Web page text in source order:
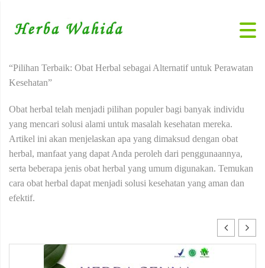
“Pilihan Terbaik: Obat Herbal sebagai Alternatif untuk Perawatan
Kesehatan”
Obat herbal telah menjadi pilihan populer bagi banyak individu
yang mencari solusi alami untuk masalah kesehatan mereka.
Artikel ini akan menjelaskan apa yang dimaksud dengan obat
herbal, manfaat yang dapat Anda peroleh dari penggunaannya,
serta beberapa jenis obat herbal yang umum digunakan. Temukan
cara obat herbal dapat menjadi solusi kesehatan yang aman dan
efektif.